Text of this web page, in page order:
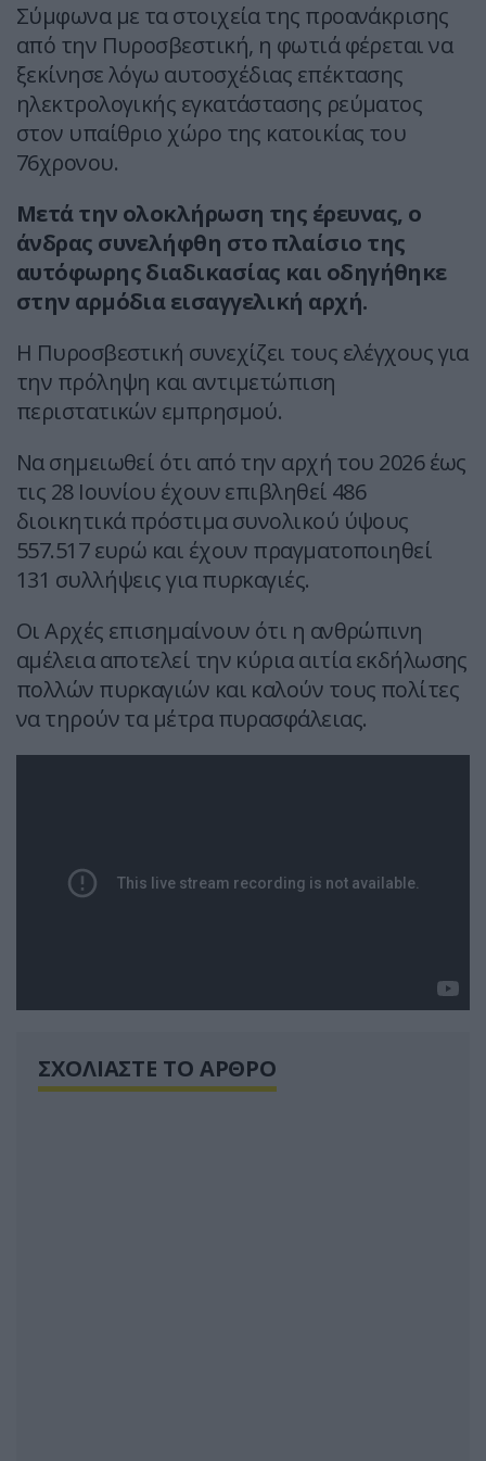
Σύμφωνα με τα στοιχεία της προανάκρισης
από την Πυροσβεστική, η φωτιά φέρεται να
ξεκίνησε λόγω αυτοσχέδιας επέκτασης
ηλεκτρολογικής εγκατάστασης ρεύματος
στον υπαίθριο χώρο της κατοικίας του
76χρονου.
Μετά την ολοκλήρωση της έρευνας, ο
άνδρας συνελήφθη στο πλαίσιο της
αυτόφωρης διαδικασίας και οδηγήθηκε
στην αρμόδια εισαγγελική αρχή.
Η Πυροσβεστική συνεχίζει τους ελέγχους για
την πρόληψη και αντιμετώπιση
περιστατικών εμπρησμού.
Nα σημειωθεί ότι από την αρχή του 2026 έως
τις 28 Ιουνίου έχουν επιβληθεί 486
διοικητικά πρόστιμα συνολικού ύψους
557.517 ευρώ και έχουν πραγματοποιηθεί
131 συλλήψεις για πυρκαγιές.
Οι Αρχές επισημαίνουν ότι η ανθρώπινη
αμέλεια αποτελεί την κύρια αιτία εκδήλωσης
πολλών πυρκαγιών και καλούν τους πολίτες
να τηρούν τα μέτρα πυρασφάλειας.
ΣΧΟΛΙΑΣΤΕ ΤΟ ΑΡΘΡΟ